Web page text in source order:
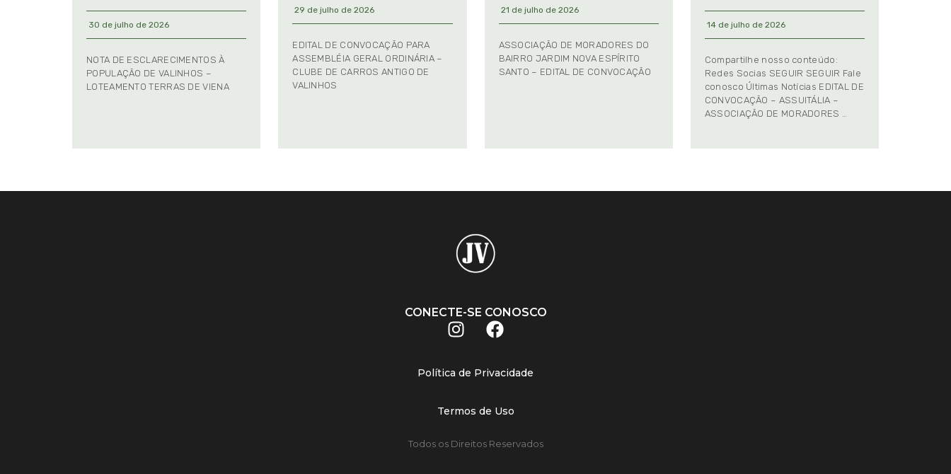
30 de julho de 2026
NOTA DE ESCLARECIMENTOS À
POPULAÇÃO DE VALINHOS –
LOTEAMENTO TERRAS DE VIENA
29 de julho de 2026
EDITAL DE CONVOCAÇÃO PARA
ASSEMBLÉIA GERAL ORDINÁRIA –
CLUBE DE CARROS ANTIGO DE
VALINHOS
21 de julho de 2026
ASSOCIAÇÃO DE MORADORES DO
BAIRRO JARDIM NOVA ESPÍRITO
SANTO – EDITAL DE CONVOCAÇÃO
14 de julho de 2026
Compartilhe nosso conteúdo:
Redes Socias SEGUIR SEGUIR Fale
conosco Últimas Notícias EDITAL DE
CONVOCAÇÃO – ASSUITÁLIA –
ASSOCIAÇÃO DE MORADORES …
CONECTE-SE CONOSCO
Política de Privacidade
Termos de Uso
Todos os Direitos Reservados